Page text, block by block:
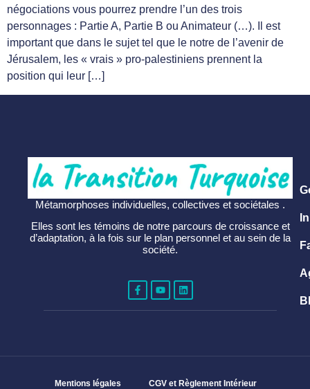
négociations vous pourrez prendre l’un des trois
personnages : Partie A, Partie B ou Animateur (…). Il est
important que dans le sujet tel que le notre de l’avenir de
Jérusalem, les « vrais » pro-palestiniens prennent la
position qui leur […]
Métamorphoses individuelles, collectives et sociétales .
Elles sont les témoins de notre parcours de croissance et
d’adaptation, à la fois sur le plan personnel et au sein de la
société.
Mentions légales CGV et Règlement Intérieur